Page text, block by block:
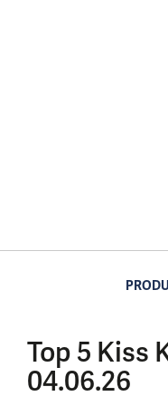
Top 5 Kiss
04.06.26